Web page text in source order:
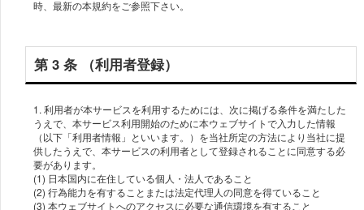
第 3 条 （利⽤者登録）
1. 利⽤者が本サービスを利⽤するためには、次に掲げる条件を満たした
うえで、本サービス利⽤開始のために本ウェブサイトで⼊⼒した情報
（以下「利⽤者情報」といいます。）を当社所定の⽅法により当社に提
供したうえで、本サービスの利⽤者として登録されることに同意する必
要があります。
(1) ⽇本国内に在住している個⼈・法⼈であること
(2) ⾏為能⼒を有することまたは法定代理⼈の同意を得ていること
(3) 本ウェブサイトへのアクセスに必要な通信環境を有すること